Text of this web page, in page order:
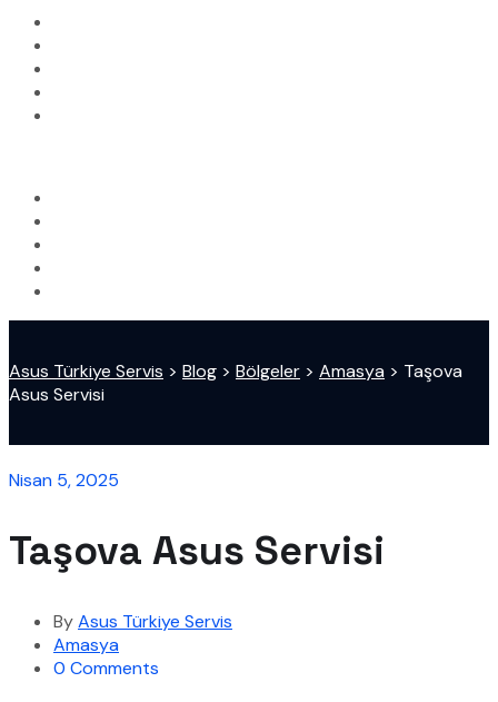
Asus Türkiye Servis > Blog > Bölgeler > Amasya > Taşova
Asus Servisi
Nisan 5, 2025
Taşova Asus Servisi
ByAsus Türkiye Servis
Amasya
0 Comments